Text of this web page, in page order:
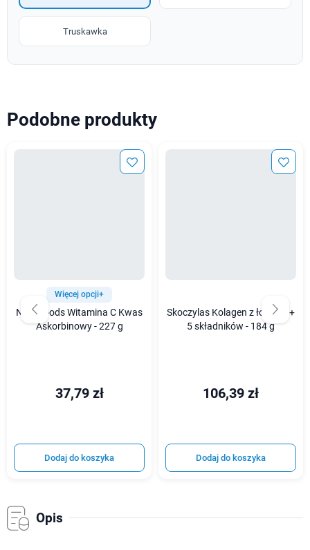
Truskawka
Podobne produkty
Więcej opcji+
Now Foods Witamina C Kwas
Askorbinowy - 227 g
37,79 zł
Dodaj do koszyka
Skoczylas Kolagen z łososia +
5 składników - 184 g
106,39 zł
Dodaj do koszyka
Opis